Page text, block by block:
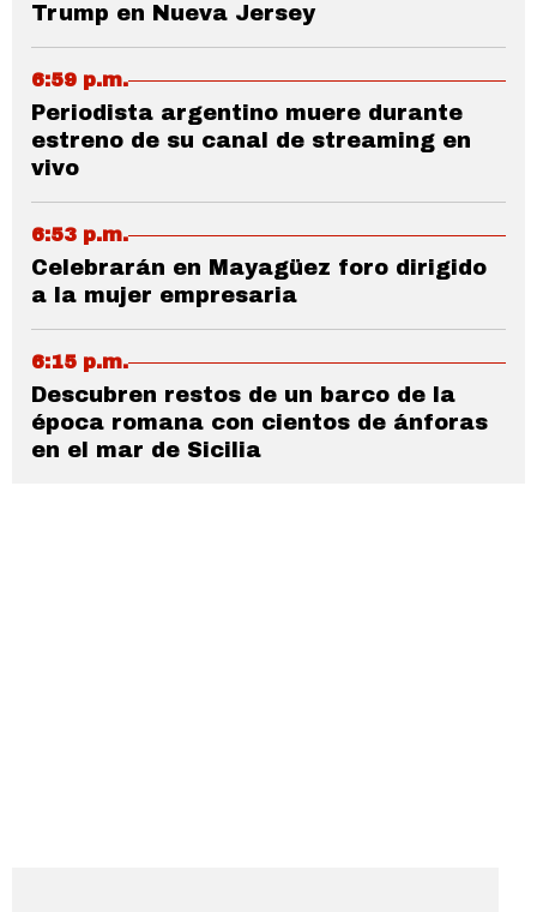
Trump en Nueva Jersey
6:59 p.m.
Periodista argentino muere durante
estreno de su canal de streaming en
vivo
6:53 p.m.
Celebrarán en Mayagüez foro dirigido
a la mujer empresaria
6:15 p.m.
Descubren restos de un barco de la
época romana con cientos de ánforas
en el mar de Sicilia